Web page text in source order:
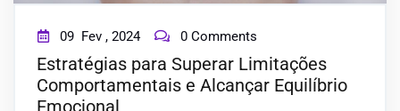
BLOG
09 Fev , 2024 0 Comments
Estratégias para Superar Limitações
Comportamentais e Alcançar Equilíbrio
Emocional